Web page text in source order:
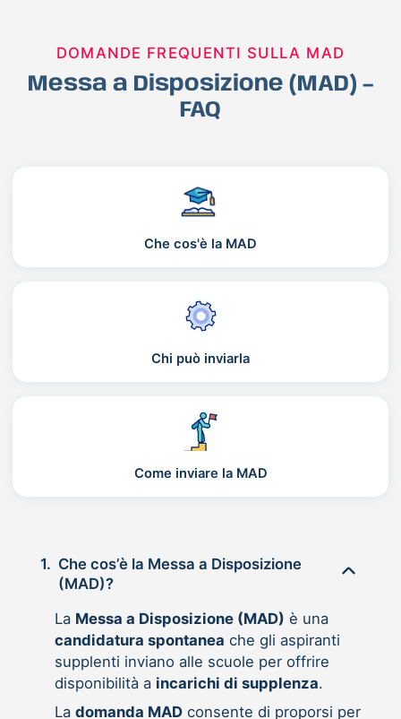
DOMANDE FREQUENTI SULLA MAD
Messa a Disposizione (MAD) –
FAQ
Che cos'è la MAD
Chi può inviarla
Come inviare la MAD
1. Che cos’è la Messa a Disposizione
(MAD)?
La Messa a Disposizione (MAD) è una
candidatura spontanea che gli aspiranti
supplenti inviano alle scuole per offrire
disponibilità a incarichi di supplenza.
La domanda MADconsente di proporsi per